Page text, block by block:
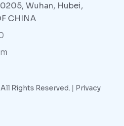
Wuhan, Hubei,
CHINA
Rights Reserved. |
Privacy